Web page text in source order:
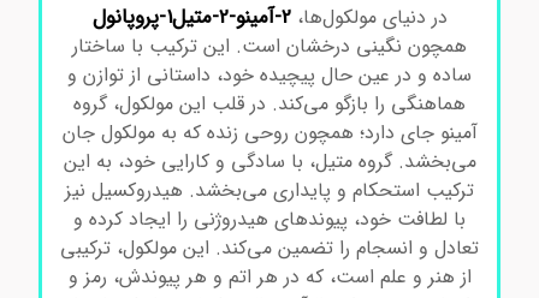
در دنیای مولکول‌ها،2-آمینو-2-متیل1-پروپانول
همچون نگینی درخشان است. این ترکیب با ساختار
ساده و در عین حال پیچیده خود، داستانی از توازن و
هماهنگی را بازگو می‌کند. در قلب این مولکول، گروه
آمینو جای دارد؛ همچون روحی زنده که به مولکول جان
می‌بخشد. گروه متیل، با سادگی و کارایی خود، به این
ترکیب استحکام و پایداری می‌بخشد. هیدروکسیل نیز
با لطافت خود، پیوندهای هیدروژنی را ایجاد کرده و
تعادل و انسجام را تضمین می‌کند. این مولکول، ترکیبی
از هنر و علم است، که در هر اتم و هر پیوندش، رمز و